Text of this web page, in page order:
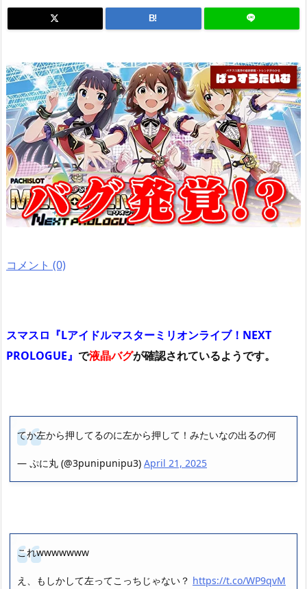
B!
コメント (0)
スマスロ『Lアイドルマスターミリオンライブ！NEXT
PROLOGUE』 で液晶バグが確認されているようです。
てか左から押してるのに左から押して！みたいなの出るの何
— ぷに丸 (@3punipunipu3) April 21, 2025
これwwwwwww
え、もしかして左ってこっちじゃない？ https://t.co/WP9qvM